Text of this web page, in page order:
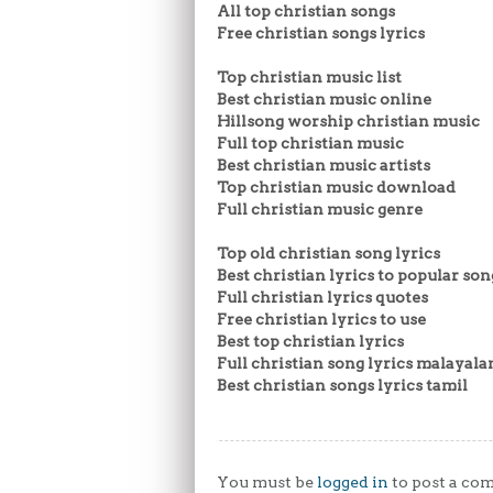
All top christian songs
Free christian songs lyrics
Top christian music list
Best christian music online
Hillsong worship christian music
Full top christian music
Best christian music artists
Top christian music download
Full christian music genre
Top old christian song lyrics
Best christian lyrics to popular
Full christian lyrics quotes
Free christian lyrics to use
Best top christian lyrics
Full christian song lyrics
Best christian songs lyrics tamil
You must be logged in to post a